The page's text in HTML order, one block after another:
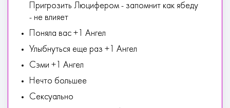
Пригрозить Люцифером - запомнит как ябеду
- не влияет
Поняла вас +1 Ангел
Улыбнуться еще раз +1 Ангел
Сэми +1 Ангел
Нечто большее
Сексуально